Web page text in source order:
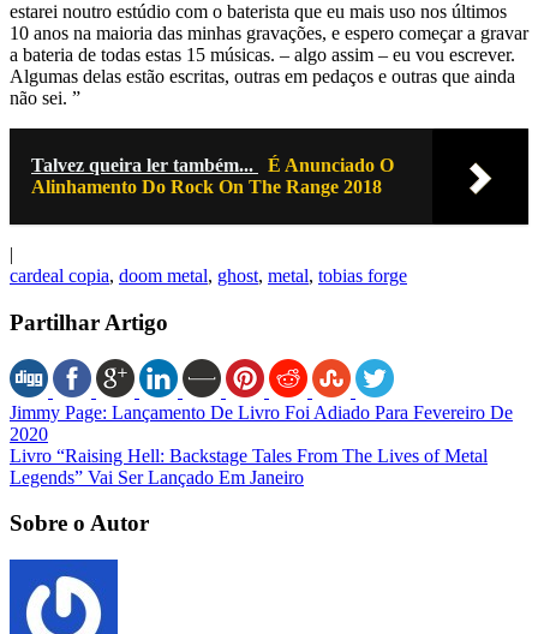
estarei noutro estúdio com o baterista que eu mais uso nos últimos
10 anos na maioria das minhas gravações, e espero começar a gravar
a bateria de todas estas 15 músicas. – algo assim – eu vou escrever.
Algumas delas estão escritas, outras em pedaços e outras que ainda
não sei. ”
Talvez queira ler também...
É Anunciado O
Alinhamento Do Rock On The Range 2018
|
cardeal copia, doom metal, ghost, metal, tobias forge
Partilhar Artigo
Jimmy Page: Lançamento De Livro Foi Adiado Para Fevereiro De
2020
Livro “Raising Hell: Backstage Tales From The Lives of Metal
Legends” Vai Ser Lançado Em Janeiro
Sobre o Autor